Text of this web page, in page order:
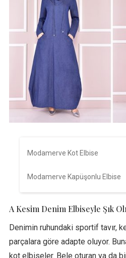
Modamerve Kot Elbise
Modamerve Kapüşonlu Elbise
A Kesim Denim Elbiseyle Şık
Denimin ruhundaki sportif tavır,
parçalara göre adapte oluyor.
kot elbiseler. Bele oturan ya da